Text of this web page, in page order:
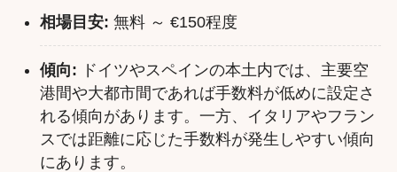
相場目安: 無料 ～ €150程度
傾向: ドイツやスペインの本土内では、主要空
港間や大都市間であれば手数料が低めに設定さ
れる傾向があります。一方、イタリアやフラン
スでは距離に応じた手数料が発生しやすい傾向
にあります。